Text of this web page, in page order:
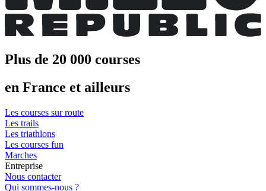
Plus de 20 000 courses
en France et ailleurs
Les courses sur route
Les trails
Les triathlons
Les courses fun
Marches
Entreprise
Nous contacter
Qui sommes-nous ?